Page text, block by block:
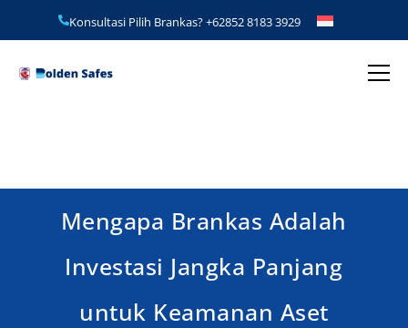
Konsultasi Pilih Brankas?+62852 8183 3929
Mengapa Brankas Adalah
Investasi Jangka Panjang
untuk Keamanan Aset